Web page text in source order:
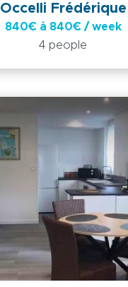
Occelli Frédérique
840€ à 840€ / week
4 people